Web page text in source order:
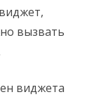
виджет,
вызвать
виджета